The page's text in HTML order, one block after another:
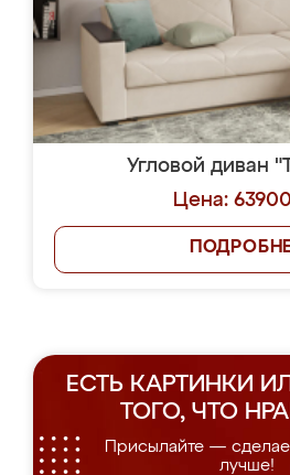
Угловой диван
Цена:
ЕСТЬ КАРТИНКИ
ТОГО, ЧТО
Присылайте —
лучше!